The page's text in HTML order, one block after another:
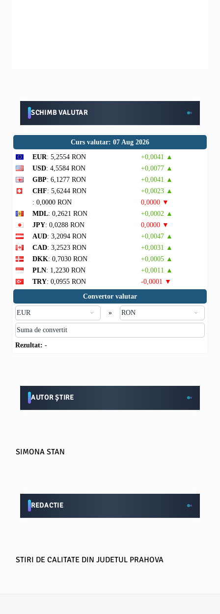
SCHIMB VALUTAR
Curs valutar: 07 Aug 2026
EUR: 5,2554 RON
+0,0041 ▲
USD: 4,5584 RON
+0,0077 ▲
GBP: 6,1277 RON
+0,0041 ▲
CHF: 5,6244 RON
+0,0023 ▲
: 0,0000 RON
0,0000 ▼
MDL: 0,2621 RON
+0,0002 ▲
JPY: 0,0288 RON
0,0000 ▼
AUD: 3,2094 RON
+0,0047 ▲
CAD: 3,2523 RON
+0,0031 ▲
DKK: 0,7030 RON
+0,0005 ▲
PLN: 1,2230 RON
+0,0011 ▲
TRY: 0,0955 RON
-0,0001 ▼
Convertor valutar
»
Rezultat: -
AUTOR ȘTIRE
SIMONA STAN
REDACTIE
STIRI DE CALITATE DIN JUDETUL PRAHOVA